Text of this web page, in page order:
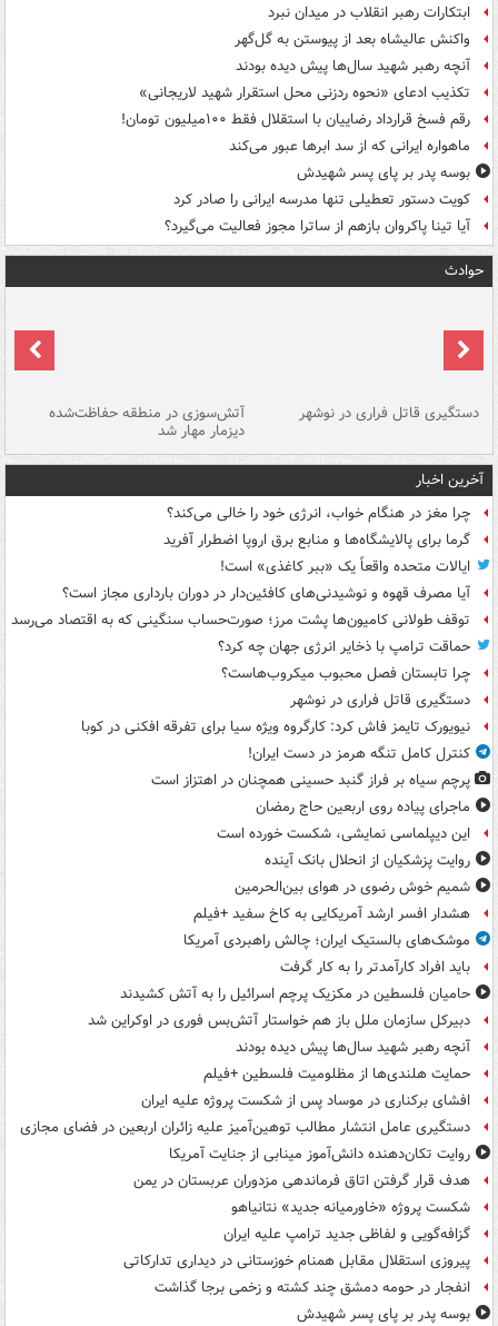
ابتکارات رهبر انقلاب در میدان نبرد
واکنش عالیشاه بعد از پیوستن به گل‌گهر
آنچه رهبر شهید سال‌ها پیش دیده بودند
تکذیب ادعای «نحوه ردزنی محل استقرار شهید لاریجانی»
رقم فسخ قرارداد رضاییان با استقلال فقط ۱۰۰میلیون تومان!
ماهواره ایرانی که از سد ابرها عبور می‌کند
بوسه‌ پدر بر پای پسر شهیدش
کویت دستور تعطیلی تنها مدرسه ایرانی را صادر کرد
آیا تینا پاکروان بازهم از ساترا مجوز فعالیت می‌گیرد؟
حوادث
دستگیری قاتل فراری در نوشهر آتش‌سوزی در منطقه حفاظت‌شده
دیزمار مهار شد
آخرین اخبار
چرا مغز در هنگام خواب، انرژی خود را خالی می‌کند؟
گرما برای پالایشگاه‌ها و منابع برق اروپا اضطرار آفرید
ایالات متحده واقعاً یک «ببر کاغذی» است!
آیا مصرف قهوه و نوشیدنی‌های کافئین‌دار در دوران بارداری مجاز است؟
توقف طولانی کامیون‌ها پشت مرز؛ صورت‌حساب سنگینی که به اقتصاد می‌رسد
حماقت ترامپ با ذخایر انرژی جهان چه کرد؟
چرا تابستان فصل محبوب میکروب‌هاست؟
دستگیری قاتل فراری در نوشهر
نیویورک تایمز فاش کرد: کارگروه ویژه سیا برای تفرقه افکنی در کوبا
کنترل کامل تنگه هرمز در دست ایران!
پرچم سیاه بر فراز گنبد حسینی همچنان در اهتزاز است
ماجرای پیاده روی اربعین حاج رمضان
این دیپلماسی نمایشی، شکست خورده است
روایت پزشکیان از انحلال بانک آینده
شمیم خوش رضوی در هوای بین‌الحرمین
هشدار افسر ارشد آمریکایی به کاخ سفید +فیلم
موشک‌های بالستیک ایران؛ چالش راهبردی آمریکا
باید افراد کارآمدتر را به کار گرفت
حامیان فلسطین در مکزیک پرچم اسرائیل را به آتش کشیدند
دبیرکل سازمان ملل باز هم خواستار آتش‌بس فوری در اوکراین شد
آنچه رهبر شهید سال‌ها پیش دیده بودند
حمایت هلندی‌ها از مظلومیت فلسطین +فیلم
افشای برکناری در موساد پس از شکست پروژه علیه ایران
دستگیری عامل انتشار مطالب توهین‌آمیز علیه زائران اربعین در فضای مجازی
روایت تکان‌دهنده دانش‌آموز مینابی از جنایت آمریکا
هدف قرار گرفتن اتاق‌ فرماندهی مزدوران عربستان در یمن
شکست پروژه «خاورمیانه جدید» نتانیاهو
گزافه‌گویی و لفاظی جدید ترامپ علیه ایران
پیروزی استقلال مقابل همنام خوزستانی در دیداری تدارکاتی
انفجار در حومه دمشق چند کشته و زخمی برجا گذاشت
بوسه‌ پدر بر پای پسر شهیدش